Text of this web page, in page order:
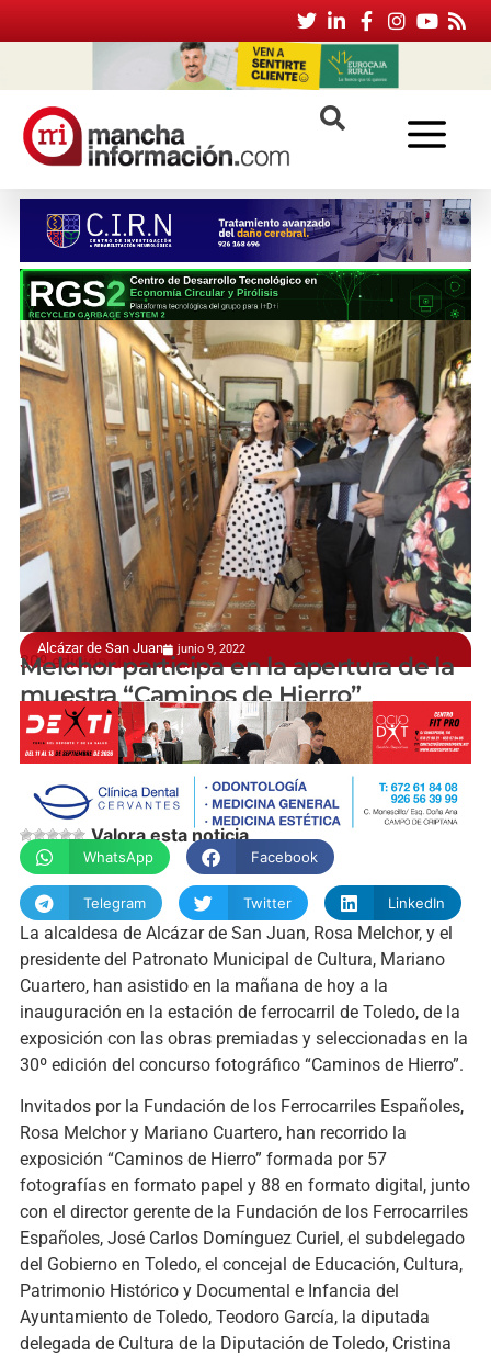
Alcázar de San Juan junio 9, 2022
30º edición del concurso
Melchor participa en la apertura de la
muestra “Caminos de Hierro”
manchainformacion.com
Valora esta noticia
WhatsApp Facebook
Telegram Twitter LinkedIn
La alcaldesa de Alcázar de San Juan, Rosa Melchor, y el
presidente del Patronato Municipal de Cultura, Mariano
Cuartero, han asistido en la mañana de hoy a la
inauguración en la estación de ferrocarril de Toledo, de la
exposición con las obras premiadas y seleccionadas en la
30º edición del concurso fotográfico “Caminos de Hierro”.
Invitados por la Fundación de los Ferrocarriles Españoles,
Rosa Melchor y Mariano Cuartero, han recorrido la
exposición “Caminos de Hierro” formada por 57
fotografías en formato papel y 88 en formato digital, junto
con el director gerente de la Fundación de los Ferrocarriles
Españoles, José Carlos Domínguez Curiel, el subdelegado
del Gobierno en Toledo, el concejal de Educación, Cultura,
Patrimonio Histórico y Documental e Infancia del
Ayuntamiento de Toledo, Teodoro García, la diputada
delegada de Cultura de la Diputación de Toledo, Cristina